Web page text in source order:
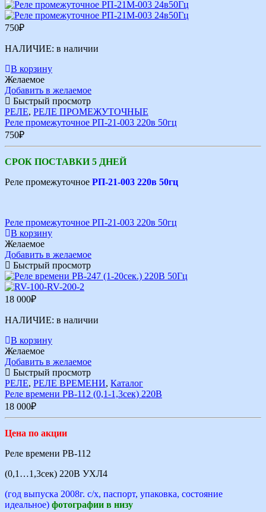
750₽
НАЛИЧИЕ: в наличии
В корзину
Желаемое
Добавить в желаемое
Быстрый просмотр
РЕЛЕ, РЕЛЕ ПРОМЕЖУТОЧНЫЕ
Реле промежуточное РП-21-003 220в 50гц
750₽
СРОК ПОСТАВКИ 5 ДНЕЙ
Реле промежуточное РП-21-003 220в 50гц
Реле промежуточное РП-21-003 220в 50гц
В корзину
Желаемое
Добавить в желаемое
Быстрый просмотр
18 000₽
НАЛИЧИЕ: в наличии
В корзину
Желаемое
Добавить в желаемое
Быстрый просмотр
РЕЛЕ, РЕЛЕ ВРЕМЕНИ, Каталог
Реле времени РВ-112 (0,1-1,3сек) 220В
18 000₽
Цена по акции
Реле времени РВ-112
(0,1…1,3сек) 220В УХЛ4
(год выпуска 2008г. с/х, паспорт, упаковка, состояние
идеальное) фотографии в низу